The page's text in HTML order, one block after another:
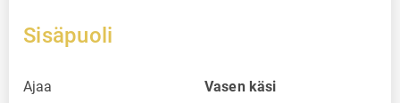
Sisäpuoli
Ajaa Vasen käsi